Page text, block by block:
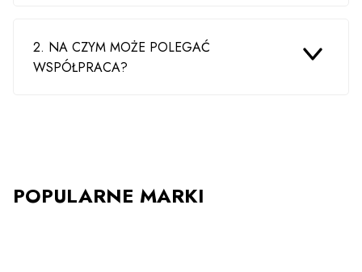
2. NA CZYM MOŻE POLEGAĆ
WSPÓŁPRACA?
POPULARNE MARKI